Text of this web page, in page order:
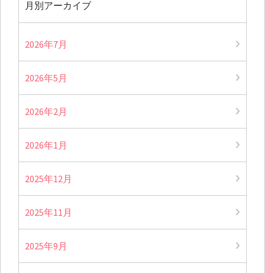
月別アーカイブ
2026年7月
2026年5月
2026年2月
2026年1月
2025年12月
2025年11月
2025年9月